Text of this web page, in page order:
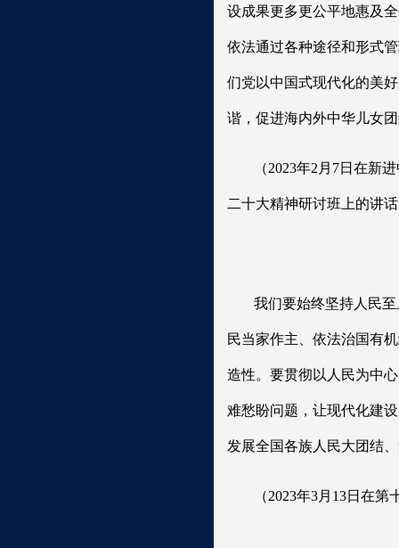
设成果更多更公平地惠及
依法通过各种途径和形式
们党以中国式现代化的美
谐，促进海内外中华儿女
（2023年2月7日在新
二十大精神研讨班上的讲
我们要始终坚持人民
民当家作主、依法治国有
造性。要贯彻以人民为中
难愁盼问题，让现代化建
发展全国各族人民大团结
（2023年3月13日在